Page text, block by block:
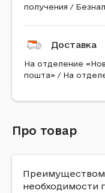
получения /
Доставка
На отделение
пошта» / На
Про товар
Преимуществом
необходимости